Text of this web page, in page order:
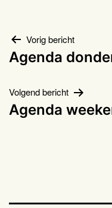
Bericht
navigatie
Vorig bericht
Agenda
Volgend bericht
Agenda